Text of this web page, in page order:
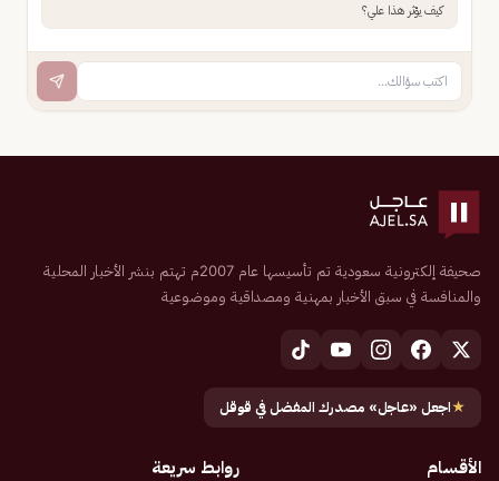
كيف يؤثر هذا علي؟
صحيفة إلكترونية سعودية تم تأسيسها عام 2007م تهتم بنشر الأخبار المحلية
والمنافسة في سبق الأخبار بمهنية ومصداقية وموضوعية
★اجعل «عاجل» مصدرك المفضل في قوقل
الأقسام روابط سريعة